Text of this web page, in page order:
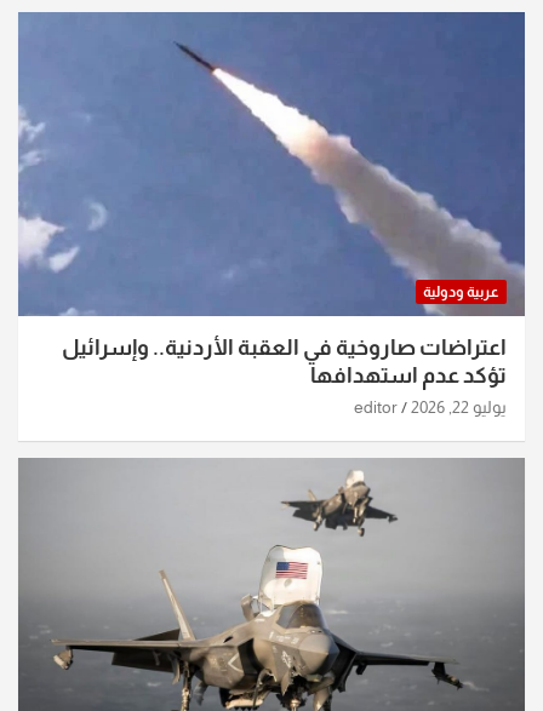
عربية ودولية
اعتراضات صاروخية في العقبة الأردنية.. وإسرائيل
تؤكد عدم استهدافها
يوليو 22, 2026 editor